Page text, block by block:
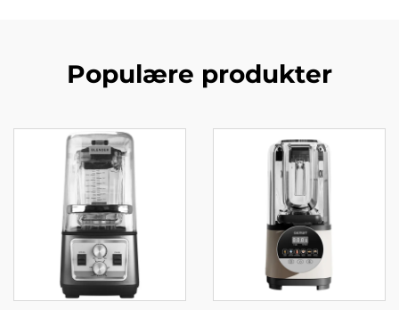
Populære produkter